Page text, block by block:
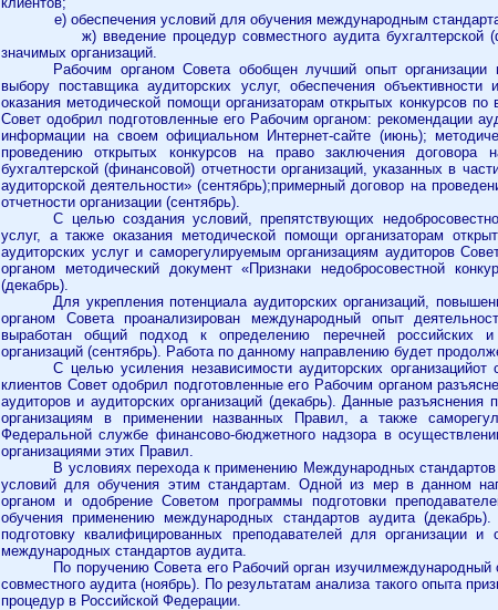
е) обеспечения условий для обучения международным
ж) введение процедур совместного аудита бухгалтерской
значимых организаций.
Рабочим органом Совета обобщен лучший опыт организации
выбору поставщика аудиторских услуг, обеспечения
оказания методической помощи организаторам открытых конкурсов
Совет одобрил подготовленные его Рабочим органом: рекомендации
информации на своем официальном Интернет-сайте (июнь);
проведению открытых конкурсов на право заключения договора
бухгалтерской (финансовой) отчетности организаций, указанных в
аудиторской деятельности» (сентябрь);примерный договор на
отчетности организации (сентябрь).
С целью создания условий, препятствующих
услуг, а также оказания методической помощи организаторам
аудиторских услуг и саморегулируемым организациям аудиторов
органом методический документ «Признаки недобросовестной
(декабрь).
Для укрепления потенциала аудиторских организаций,
органом Совета проанализирован международный опыт
выработан общий подход к определению перечней российских и
организаций (сентябрь). Работа по данному направлению будет
С целью усиления независимости аудиторских организацийот
клиентов Совет одобрил подготовленные его Рабочим органом
аудиторов и аудиторских организаций (декабрь). Данные разъяснения
организациям в применении названных Правил, а также
Федеральной службе финансово-бюджетного надзора в
организациями этих Правил.
В условиях перехода к применению Международных
условий для обучения этим стандартам. Одной из мер в данном
органом и одобрение Советом программы подготовки
обучения применению международных стандартов аудита
подготовку квалифицированных преподавателей для организации
международных стандартов аудита.
По поручению Совета его Рабочий орган
совместного аудита (ноябрь). По результатам анализа такого опыта
процедур в Российской Федерации.